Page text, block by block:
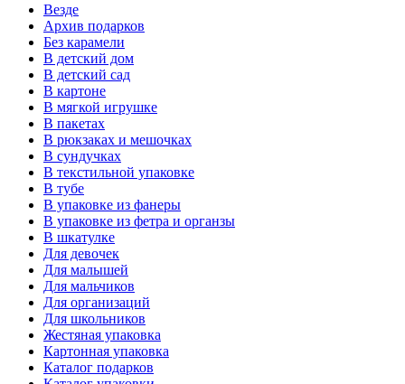
Везде
Архив подарков
Без карамели
В детский дом
В детский сад
В картоне
В мягкой игрушке
В пакетах
В рюкзаках и мешочках
В сундучках
В текстильной упаковке
В тубе
В упаковке из фанеры
В упаковке из фетра и органзы
В шкатулке
Для девочек
Для малышей
Для мальчиков
Для организаций
Для школьников
Жестяная упаковка
Картонная упаковка
Каталог подарков